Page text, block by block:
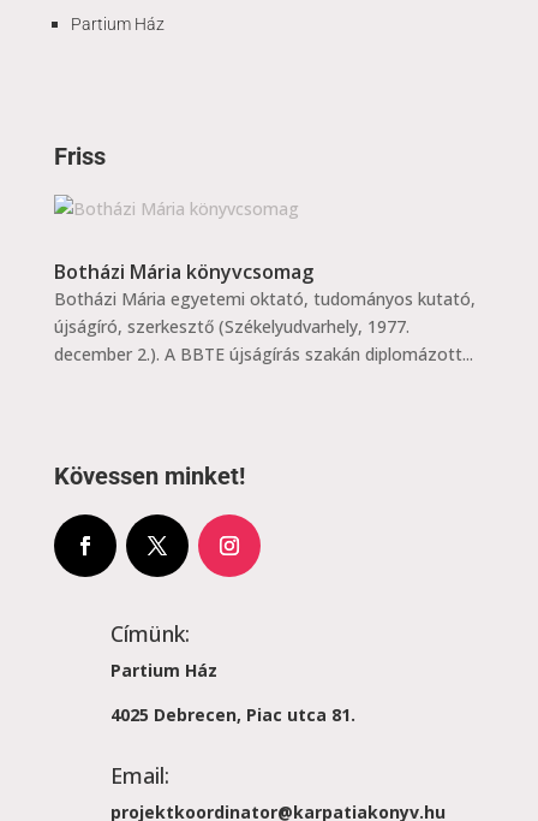
Partium Ház
Friss
Botházi Mária könyvcsomag
Botházi Mária egyetemi oktató, tudományos kutató,
újságíró, szerkesztő (Székelyudvarhely, 1977.
december 2.). A BBTE újságírás szakán diplomázott...
Kövessen minket!
Címünk:
Partium Ház
4025 Debrecen, Piac utca 81.
Email:
projektkoordinator@karpatiakonyv.hu